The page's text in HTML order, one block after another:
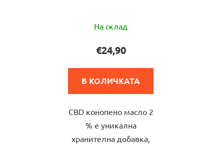
оценка
продукта
е
5,0
5
звезди.
На склад
€24,90
В КОЛИЧКАТА
CBD конопено масло 2
% е уникална
хранителна добавка,